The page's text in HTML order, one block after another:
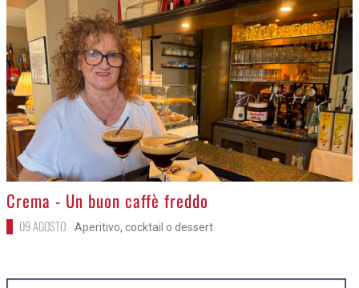
>
Crema - Un buon caffè freddo
09 AGOSTO Aperitivo, cocktail o dessert